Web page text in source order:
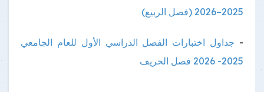
2025–2026 (فصل الربيع)
- جداول اختبارات الفصل الدراسي الأول للعام الجامعي
2025- 2026 فصل الخريف